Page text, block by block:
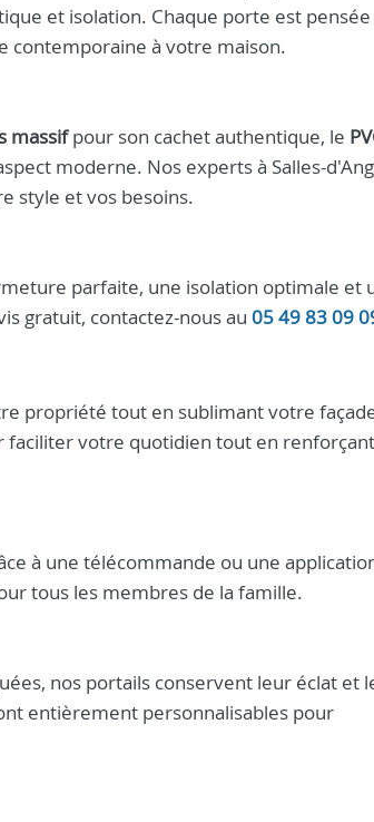
et isolation. Chaque porte est
contemporaine à votre maison.
massifpour son cachet authentique, le
moderne. Nos experts à Salles-
style et vos besoins.
parfaite, une isolation optimale et
gratuit, contactez-nous au 05 49 83 09
propriété tout en sublimant votre
faciliter votre quotidien tout en
à une télécommande ou une
tous les membres de la famille.
nos portails conservent leur éclat et
entièrement personnalisables pour